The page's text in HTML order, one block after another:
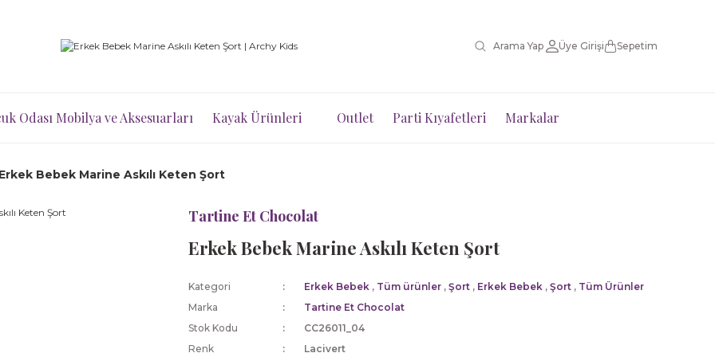
Üye Girişi Sepetim
Odası Mobilya ve Aksesuarları Kayak Ürünleri Outlet Parti Kıyafetleri Markalar
Bebek Marine Askılı Keten Şort
Tartine Et Chocolat
Erkek Bebek Marine Askılı Keten Şort
Kategori Erkek Bebek , Tüm ürünler , Şort , Erkek Bebek , Şort , Tüm Ürünler
Marka
Tartine Et Chocolat
Stok Kodu
CC26011_04
Renk
Lacivert